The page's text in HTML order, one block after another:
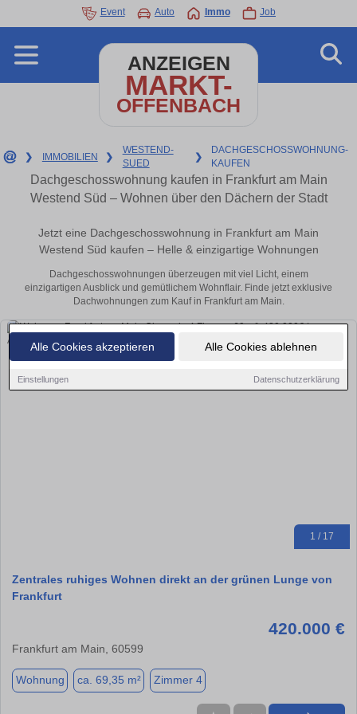
Alle Cookies akzeptieren Alle Cookies ablehnen
Einstellungen Datenschutzerklärung
Event Auto Immo Job
ANZEIGEN
MARKT-
OFFENBACH
❯ IMMOBILIEN ❯
WESTEND-
SUED
❯
DACHGESCHOSSWOHNUNG-
KAUFEN
Dachgeschosswohnung kaufen in Frankfurt am Main
Westend Süd – Wohnen über den Dächern der Stadt
Jetzt eine Dachgeschosswohnung in Frankfurt am Main
Westend Süd kaufen – Helle & einzigartige Wohnungen
Dachgeschosswohnungen überzeugen mit viel Licht, einem
einzigartigen Ausblick und gemütlichem Wohnflair. Finde jetzt exklusive
Dachwohnungen zum Kauf in Frankfurt am Main.
1 / 17
Zentrales ruhiges Wohnen direkt an der grünen Lunge von
Frankfurt
420.000 €
Frankfurt am Main, 60599
Wohnung ca. 69,35 m² Zimmer 4